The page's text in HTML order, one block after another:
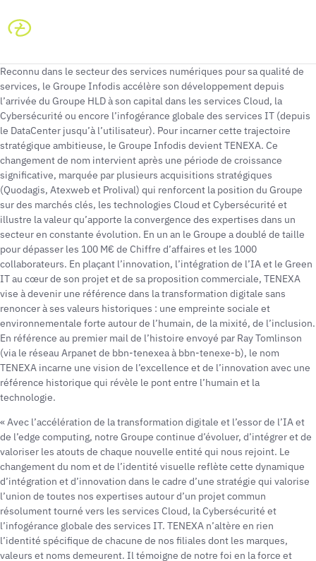
Reconnu dans le secteur des services numériques pour sa qualité de
services, le Groupe Infodis accélère son développement depuis
l’arrivée du Groupe HLD à son capital dans les services Cloud, la
Cybersécurité ou encore l’infogérance globale des services IT (depuis
le DataCenter jusqu’à l’utilisateur). Pour incarner cette trajectoire
stratégique ambitieuse, le Groupe Infodis devient TENEXA. Ce
changement de nom intervient après une période de croissance
significative, marquée par plusieurs acquisitions stratégiques
(Quodagis, Atexweb et Prolival) qui renforcent la position du Groupe
sur des marchés clés, les technologies Cloud et Cybersécurité et
illustre la valeur qu’apporte la convergence des expertises dans un
secteur en constante évolution. En un an le Groupe a doublé de taille
pour dépasser les 100 M€ de Chiffre d’affaires et les 1000
collaborateurs. En plaçant l’innovation, l’intégration de l’IA et le Green
IT au cœur de son projet et de sa proposition commerciale, TENEXA
vise à devenir une référence dans la transformation digitale sans
renoncer à ses valeurs historiques : une empreinte sociale et
environnementale forte autour de l’humain, de la mixité, de l’inclusion.
En référence au premier mail de l’histoire envoyé par Ray Tomlinson
(via le réseau Arpanet de bbn-tenexea à bbn-tenexe-b), le nom
TENEXA incarne une vision de l’excellence et de l’innovation avec une
référence historique qui révèle le pont entre l’humain et la
technologie.
« Avec l’accélération de la transformation digitale et l’essor de l’IA et
de l’edge computing, notre Groupe continue d’évoluer, d’intégrer et de
valoriser les atouts de chaque nouvelle entité qui nous rejoint. Le
changement du nom et de l’identité visuelle reflète cette dynamique
d’intégration et d’innovation dans le cadre d’une stratégie qui valorise
l’union de toutes nos expertises autour d’un projet commun
résolument tourné vers les services Cloud, la Cybersécurité et
l’infogérance globale des services IT. TENEXA n’altère en rien
l’identité spécifique de chacune de nos filiales dont les marques,
valeurs et noms demeurent. Il témoigne de notre foi en la force et